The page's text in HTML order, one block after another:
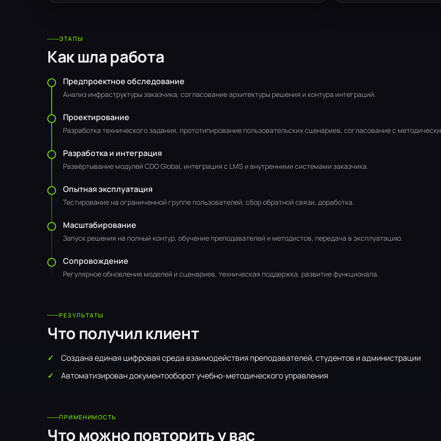
ЭТАПЫ
Как шла работа
Предпроектное обследование
Анализ инфраструктуры заказчика, согласование архитектуры решения и контура интеграций.
Проектирование
Разработка технического задания, прототипирование пользовательских сценариев, согласование с
Разработка и интеграция
Развёртывание модулей CDO Global, интеграция с LMS и внутренними системами заказчика.
Опытная эксплуатация
Тестирование на ограниченной группе пользователей, сбор обратной связи, доработка.
Масштабирование
Запуск решения на полный контур, обучение преподавателей и методистов, передача в эксплуатацию.
Сопровождение
Регулярное обновление моделей и сценариев, техническая поддержка, развитие функционала.
РЕЗУЛЬТАТЫ
Что получил клиент
Создана единая цифровая среда взаимодействия преподавателей, студентов и администрации
Автоматизирован документооборот учебно-методического управления
ПРИМЕНИМОСТЬ
Что можно повторить у вас